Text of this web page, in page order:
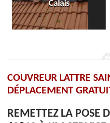
COUVREUR LATTRE
DÉPLACEMENT
REMETTEZ LA POSE